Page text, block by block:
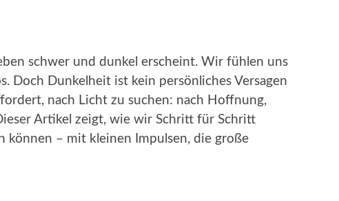
schwer und dunkel erscheint. Wir fühlen uns
Doch Dunkelheit ist kein persönliches Versagen
nach Licht zu suchen: nach Hoffnung,
Artikel zeigt, wie wir Schritt für Schritt
können – mit kleinen Impulsen, die große